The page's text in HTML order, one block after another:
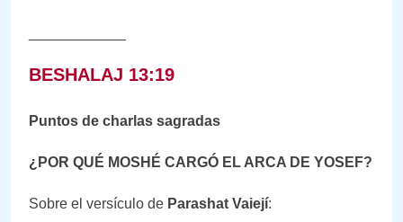
BESHALAJ 13:19
Puntos de charlas sagradas
¿POR QUÉ MOSHÉ CARGÓ EL ARCA DE YOSEF?
Sobre el versículo de Parashat Vaiejí: